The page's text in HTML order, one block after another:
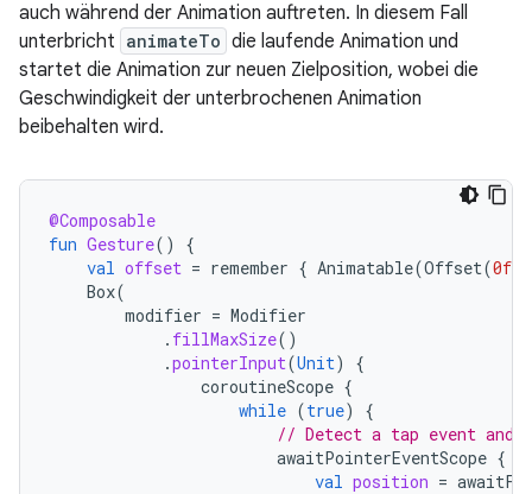
auch während der Animation auftreten. In diesem Fall
unterbricht animateTo die laufende Animation und
startet die Animation zur neuen Zielposition, wobei die
Geschwindigkeit der unterbrochenen Animation
beibehalten wird.
@Composable
fun Gesture()
{
val offset = remember { Animatable(Offset(0f
Box(
modifier = Modifier
. fillMaxSize()
.pointerInput(Unit)
{
coroutineScope {
while (true)
{
// Detect a tap event
awaitPointerEventScope {
val position =